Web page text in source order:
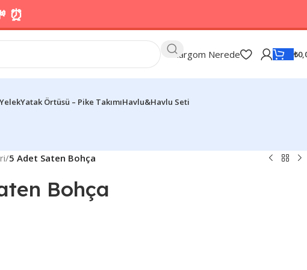
⏰
Kargom Nerede ₺
Yatak Örtüsü – Pike TakımıHavlu&Havlu Seti
/5 Adet Saten Bohça
Bohça